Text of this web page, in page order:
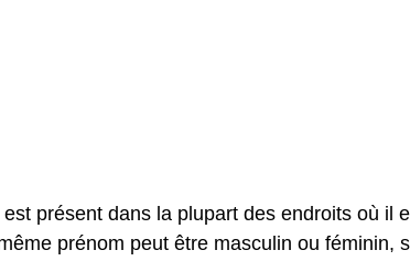
présent dans la plupart des endroits où il
prénom peut être masculin ou féminin,